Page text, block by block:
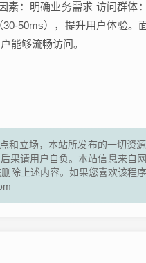
素：明确业务需求 访问群体
50ms），提升用户体验。
能够流畅访问。
和立场，本站所发布的一切资
果请用户自负。本站信息来自
除上述内容。如果您喜欢该程